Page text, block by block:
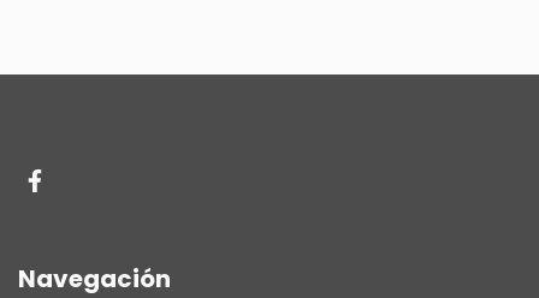
Navegación